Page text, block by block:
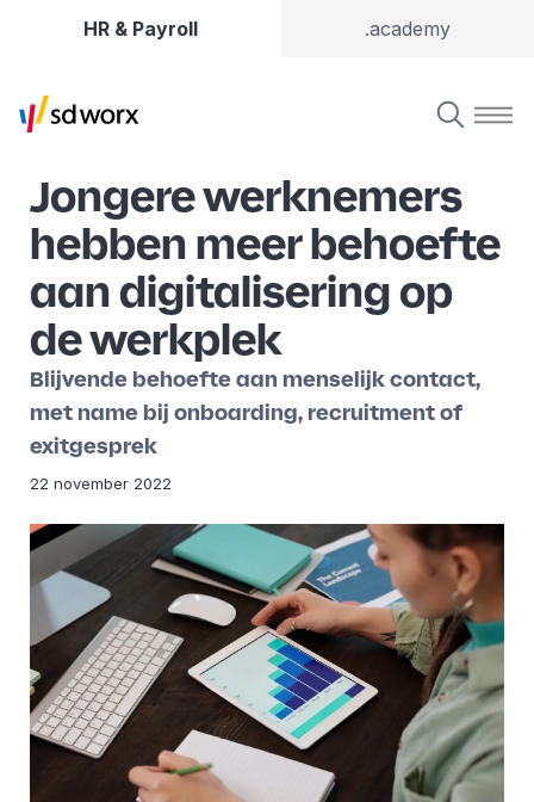
HR & Payroll .academy
Jongere werknemers
hebben meer behoefte
aan digitalisering op
de werkplek
Blijvende behoefte aan menselijk contact,
met name bij onboarding, recruitment of
exitgesprek
22 november 2022